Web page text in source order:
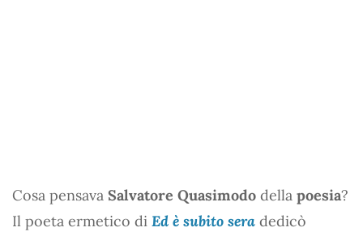
Cosa pensava Salvatore Quasimodo della poesia?
Il poeta ermetico di Ed è subito sera dedicò